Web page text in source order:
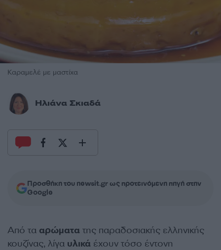
Καραμελέ με μαστίχα
Ηλιάνα Σκιαδά
Προσθήκη του newsit.gr ως προτεινόμενη πηγή στην
Google
Από τα αρώματα της παραδοσιακής ελληνικής
κουζίνας, λίγα υλικά έχουν τόσο έντονη